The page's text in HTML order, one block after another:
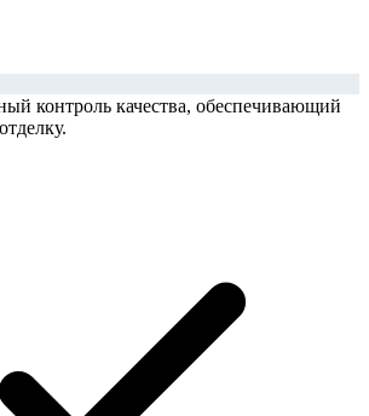
контроль качества, обеспечивающий